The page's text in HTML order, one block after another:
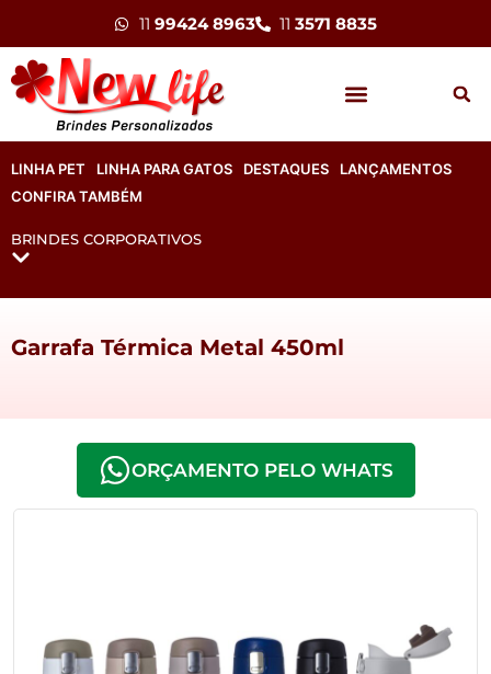
11 99424 8963 11 3571 8835
LINHA PET LINHA PARA GATOS DESTAQUES
LANÇAMENTOS
CONFIRA TAMBÉM
BRINDES CORPORATIVOS
Garrafa Térmica Metal 450ml
ORÇAMENTO PELO WHATS